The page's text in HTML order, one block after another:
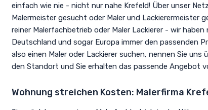
einfach wie nie - nicht nur nahe Krefeld! Über unser
Malermeister gesucht oder Maler und Lackierermeister
reiner Malerfachbetrieb oder Maler Lackierer - wir haben
Deutschland und sogar Europa immer den passenden
also einen Maler oder Lackierer suchen, nennen Sie uns
den Standort und Sie erhalten das passende Angebot
Wohnung streichen Kosten: Malerfirma